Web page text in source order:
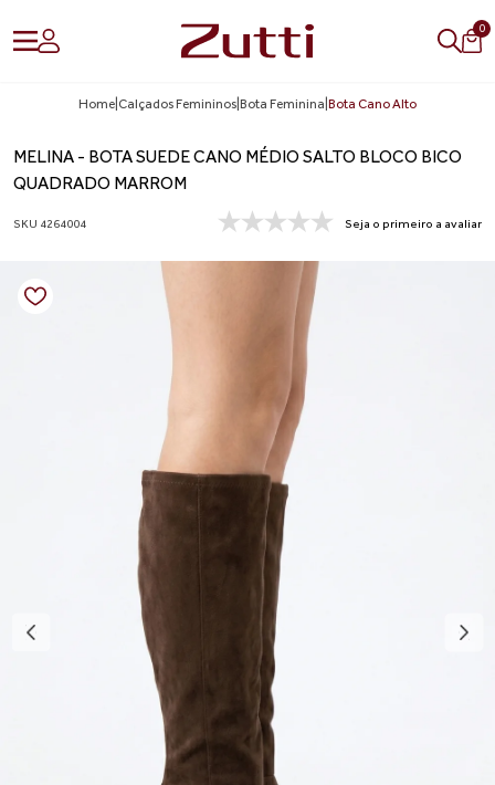
0
Home Calçados Femininos Bota Feminina Bota Cano Alto
MELINA - BOTA SUEDE CANO MÉDIO SALTO BLOCO BICO
QUADRADO MARROM
SKU 4264004 Seja o primeiro a avaliar